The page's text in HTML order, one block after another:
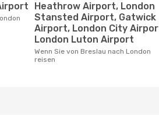
Heathrow Airport, London
Stansted Airport, Gatwick
Airport, London City
London Luton Airport
Wenn Sie von Breslau nach London
reisen